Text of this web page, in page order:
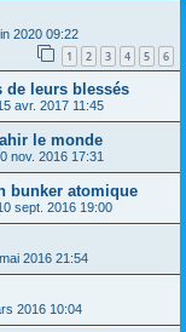
2020 09:22
1 2 3 4 5 6
de leurs blessés
avr. 2017 11:45
le monde
nov. 2016 17:31
bunker atomique
sept. 2016 19:00
2016 21:54
2016 10:04